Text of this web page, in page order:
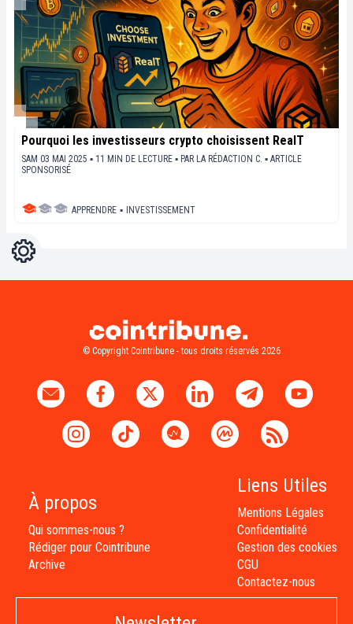
Pourquoi les investisseurs crypto choisissent RealT
SAM 03 MAI 2025 ▪ 11 MIN DE LECTURE ▪ PAR LA RÉDACTION C. ▪ ARTICLE
SPONSORISÉ
APPRENDRE ▪ INVESTISSEMENT
Réglages
© Copyright Cointribune - tous droits réservés 2026
À propos
Qui sommes-nous ?
Rédiger pour Cointribune
Archive
Liens Utiles
Mentions Légales
Confidentialité
Gestion des cookies
CGU
Contactez-nous